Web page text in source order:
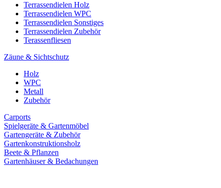
Terrassendielen Holz
Terrassendielen WPC
Terrassendielen Sonstiges
Terrassendielen Zubehör
Terassenfliesen
Zäune & Sichtschutz
Holz
WPC
Metall
Zubehör
Carports
Spielgeräte & Gartenmöbel
Gartengeräte & Zubehör
Gartenkonstruktionsholz
Beete & Pflanzen
Gartenhäuser & Bedachungen